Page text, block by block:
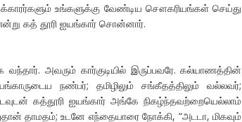
உங்களுக்கு வேண்டிய சௌகரியங்கள் செய்து
கத் தூரி ஐயங்கார் சொன்னார்.
அவரும் கார்குடியில் இருப்பவரே. கல்யாணத்தின்
நண்பர்; தமிழிலும் சங்கீதத்திலும் வல்லவர்;
கத்தூரி ஐயங்கார் அங்கே நிகழ்ந்தவற்றையெல்லாம்
தாமதம்; உடனே எந்தையாரை நோக்கி, “அடடா, மிகவும்